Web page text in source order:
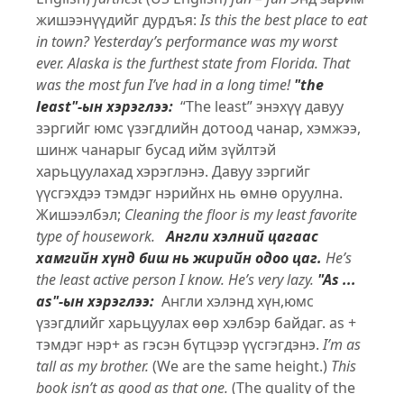
жишээнүүдийг дурдъя:Is this the best place to eat
in town? Yesterday’s performance was my worst
ever. Alaska is the furthest state from Florida. That
was the most fun I’ve had in a long time! "the
least"-ын хэрэглээ: “The least” энэхүү давуу
зэргийг юмс үзэгдлийн дотоод чанар, хэмжээ,
шинж чанарыг бусад ийм зүйлтэй
харьцуулахад хэрэглэнэ. Давуу зэргийг
үүсгэхдээ тэмдэг нэрийнх нь өмнө оруулна.
Жишээлбэл; Cleaning the floor is my least favorite
type of housework. Англи хэлний цагаас
хамгийн хүнд биш нь жирийн одоо цаг. He’s
the least active person I know. He’s very lazy. "As ...
as"-ын хэрэглээ: Англи хэлэнд хүн,юмс
үзэгдлийг харьцуулах өөр хэлбэр байдаг. аs +
тэмдэг нэр+ аs гэсэн бүтцээр үүсгэгдэнэ.I’m as
tall as my brother. (We are the same height.) This
book isn’t as good as that one. (The quality of the